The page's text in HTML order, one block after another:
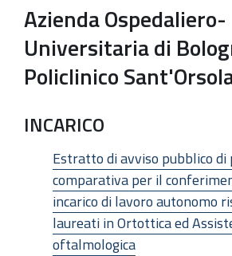
Azienda Ospedaliero-
Universitaria di
Policlinico
INCARICO
Estratto di avviso pubblico di
comparativa per il
incarico di lavoro autonomo
laureati in Ortottica ed
oftalmologica